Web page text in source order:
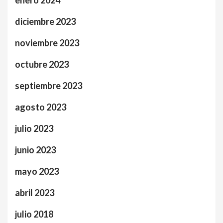
diciembre 2023
noviembre 2023
octubre 2023
septiembre 2023
agosto 2023
julio 2023
junio 2023
mayo 2023
abril 2023
julio 2018